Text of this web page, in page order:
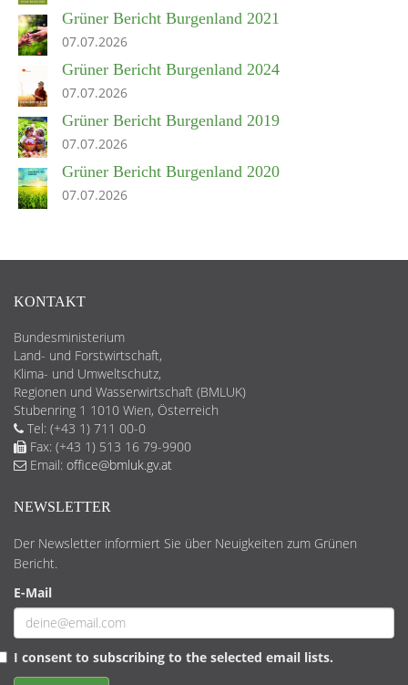
Grüner Bericht Burgenland 2021
07.07.2026
Grüner Bericht Burgenland 2024
07.07.2026
Grüner Bericht Burgenland 2019
07.07.2026
Grüner Bericht Burgenland 2020
07.07.2026
KONTAKT
Bundesministerium
Land- und Forstwirtschaft,
Klima- und Umweltschutz,
Regionen und Wasserwirtschaft (BMLUK)
Stubenring 1 1010 Wien, Österreich
Tel: (+43 1) 711 00-0
Fax: (+43 1) 513 16 79-9900
Email: office@bmluk.gv.at
NEWSLETTER
Der Newsletter informiert Sie über Neuigkeiten zum Grünen
Bericht.
E-Mail
I consent to subscribing to the selected email lists.